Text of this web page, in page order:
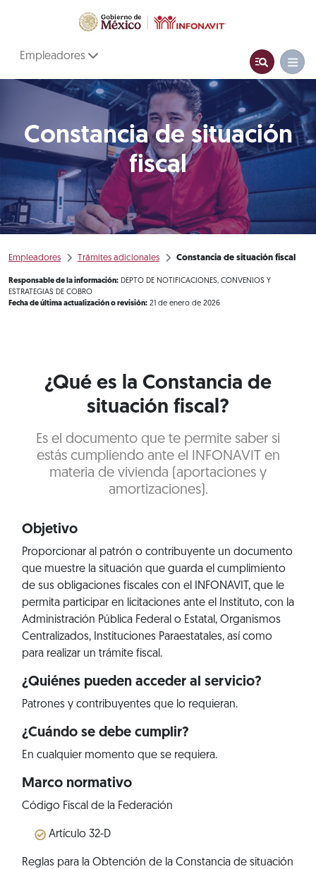
Empleadores
Constancia de situación
fiscal
Empleadores Trámites adicionales Constancia de situación fiscal
Responsable de la información: DEPTO DE NOTIFICACIONES, CONVENIOS Y
ESTRATEGIAS DE COBRO
Fecha de última actualización o revisión: 21 de enero de 2026
¿Qué es la Constancia de
situación fiscal?
Es el documento que te permite saber si
estás cumpliendo ante el INFONAVIT en
materia de vivienda (aportaciones y
amortizaciones).
Objetivo
Proporcionar al patrón o contribuyente un documento
que muestre la situación que guarda el cumplimiento
de sus obligaciones fiscales con el INFONAVIT, que le
permita participar en licitaciones ante el Instituto, con la
Administración Pública Federal o Estatal, Organismos
Centralizados, Instituciones Paraestatales, así como
para realizar un trámite fiscal.
¿Quiénes pueden acceder al servicio?
Patrones y contribuyentes que lo requieran.
¿Cuándo se debe cumplir?
En cualquier momento que se requiera.
Marco normativo
Código Fiscal de la Federación
Artículo 32-D
Reglas para la Obtención de la Constancia de situación